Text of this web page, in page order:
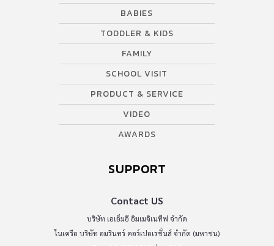
BABIES
TODDLER & KIDS
FAMILY
SCHOOL VISIT
PRODUCT & SERVICE
VIDEO
AWARDS
SUPPORT
Contact US
บริษัท เอเอ็มอี อิมเมจิเนทีฟ จำกัด
ในเครือ บริษัท อมรินทร์ คอร์เปอเรชั่นส์ จำกัด (มหาชน)